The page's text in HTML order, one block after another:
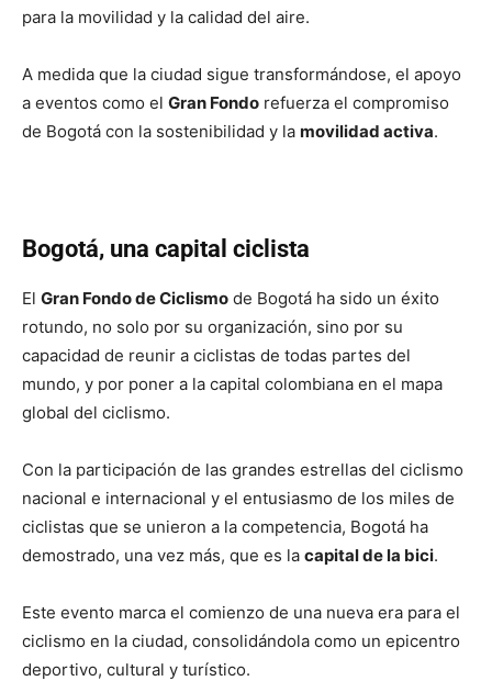
para la movilidad y la calidad del aire.
A medida que la ciudad sigue transformándose, el apoyo
a eventos como el Gran Fondo refuerza el compromiso
de Bogotá con la sostenibilidad y la movilidad activa.
Bogotá, una capital ciclista
El Gran Fondo de Ciclismo de Bogotá ha sido un éxito
rotundo, no solo por su organización, sino por su
capacidad de reunir a ciclistas de todas partes del
mundo, y por poner a la capital colombiana en el mapa
global del ciclismo.
Con la participación de las grandes estrellas del ciclismo
nacional e internacional y el entusiasmo de los miles de
ciclistas que se unieron a la competencia, Bogotá ha
demostrado, una vez más, que es la capital de la bici.
Este evento marca el comienzo de una nueva era para el
ciclismo en la ciudad, consolidándola como un epicentro
deportivo, cultural y turístico.